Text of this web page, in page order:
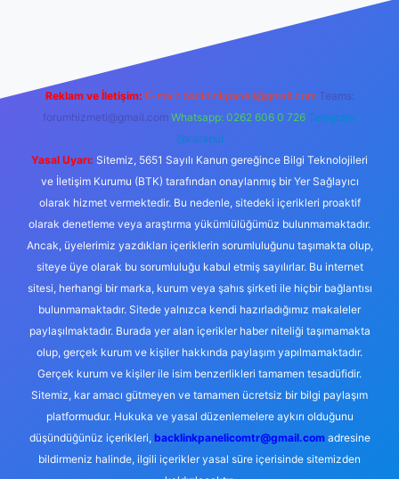
betexper
Reklam ve İletişim: E-mail: backlinkpaneli@gmail.com Teams:
forumhizmeti@gmail.com Whatsapp: 0262 606 0 726 Telegram:
@karabul
Yasal Uyarı: Sitemiz, 5651 Sayılı Kanun gereğince Bilgi Teknolojileri
ve İletişim Kurumu (BTK) tarafından onaylanmış bir Yer Sağlayıcı
olarak hizmet vermektedir. Bu nedenle, sitedeki içerikleri proaktif
olarak denetleme veya araştırma yükümlülüğümüz bulunmamaktadır.
Ancak, üyelerimiz yazdıkları içeriklerin sorumluluğunu taşımakta olup,
siteye üye olarak bu sorumluluğu kabul etmiş sayılırlar. Bu internet
sitesi, herhangi bir marka, kurum veya şahıs şirketi ile hiçbir bağlantısı
bulunmamaktadır. Sitede yalnızca kendi hazırladığımız makaleler
paylaşılmaktadır. Burada yer alan içerikler haber niteliği taşımamakta
olup, gerçek kurum ve kişiler hakkında paylaşım yapılmamaktadır.
Gerçek kurum ve kişiler ile isim benzerlikleri tamamen tesadüfidir.
Sitemiz, kar amacı gütmeyen ve tamamen ücretsiz bir bilgi paylaşım
platformudur. Hukuka ve yasal düzenlemelere aykırı olduğunu
düşündüğünüz içerikleri, backlinkpanelicomtr@gmail.comadresine
bildirmeniz halinde, ilgili içerikler yasal süre içerisinde sitemizden